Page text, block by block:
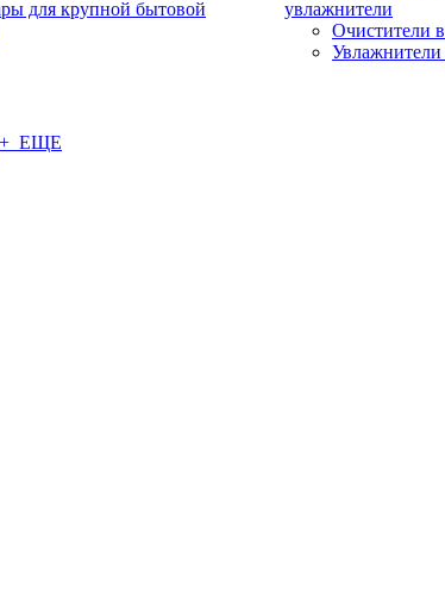
для крупной бытовой
увлажнители
Очистители
Увлажнители
+ ЕЩЕ